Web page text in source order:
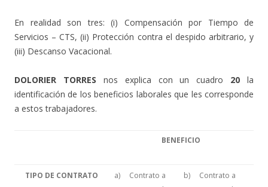
En realidad son tres: (i) Compensación por Tiempo de
Servicios – CTS, (ii) Protección contra el despido arbitrario, y
(iii) Descanso Vacacional.
DOLORIER TORRES nos explica con un cuadro 20 la
identificación de los beneficios laborales que les corresponde
a estos trabajadores.
BENEFICIO
TIPO DE CONTRATO
a) Contrato a
b) Contrato a